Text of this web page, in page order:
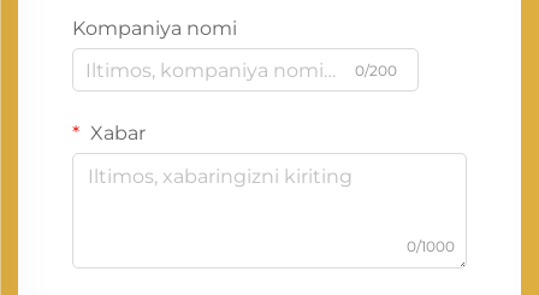
Kompaniya nomi
0/200
Xabar
0/1000